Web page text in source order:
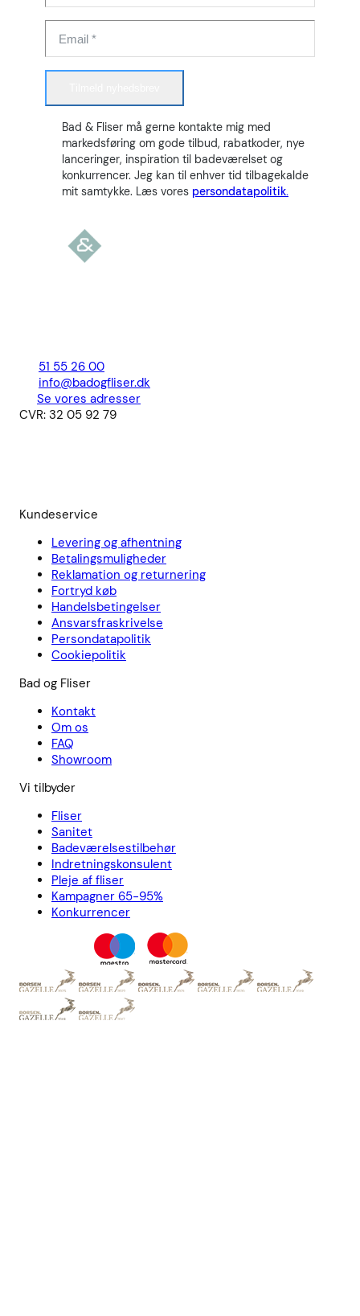
Bad & Fliser må gerne kontakte mig med
markedsføring om gode tilbud, rabatkoder, nye
lanceringer, inspiration til badeværelset og
konkurrencer. Jeg kan til enhver tid tilbagekalde
mit samtykke. Læs vores persondatapolitik.
51 55 26 00
info@badogfliser.dk
Se vores adresser
CVR: 32 05 92 79
Kundeservice
Levering og afhentning
Betalingsmuligheder
Reklamation og returnering
Fortryd køb
Handelsbetingelser
Ansvarsfraskrivelse
Persondatapolitik
Cookiepolitik
Bad og Fliser
Kontakt
Om os
FAQ
Showroom
Vi tilbyder
Fliser
Sanitet
Badeværelsestilbehør
Indretningskonsulent
Pleje af fliser
Kampagner 65-95%
Konkurrencer